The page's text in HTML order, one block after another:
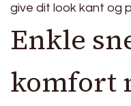
give dit look kant og
Enkle
komfort